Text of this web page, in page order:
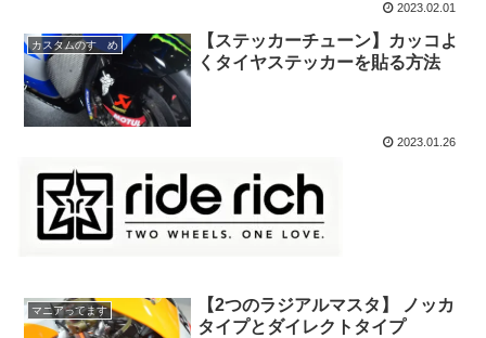
2023.02.01
カスタムのすゝめ
【ステッカーチューン】カッコよ
くタイヤステッカーを貼る方法
2023.01.26
マニアってます
【2つのラジアルマスタ】 ノッカ
タイプとダイレクトタイプ